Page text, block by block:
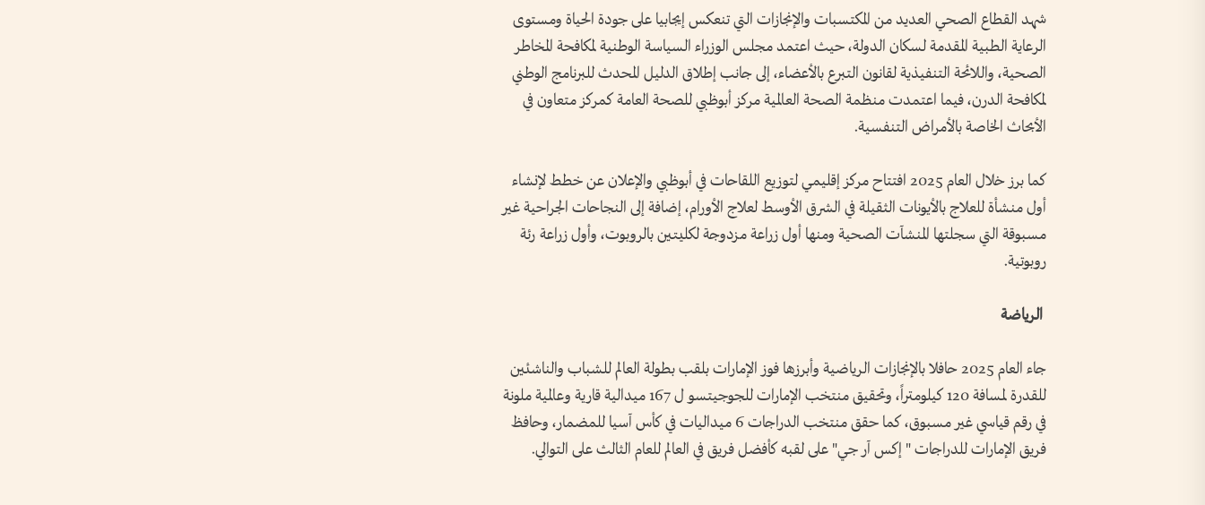
شهد القطاع الصحي العديد من المكتسبات والإنجازات التي تنعكس إيجابيا على جودة الحياة ومستوى
الرعاية الطبية المقدمة لسكان الدولة، حيث اعتمد مجلس الوزراء السياسة الوطنية لمكافحة المخاطر
الصحية، واللائحة التنفيذية لقانون التبرع بالأعضاء، إلى جانب إطلاق الدليل المحدث للبرنامج الوطني
لمكافحة الدرن، فيما اعتمدت منظمة الصحة العالمية مركز أبوظبي للصحة العامة كمركز متعاون في
الأبحاث الخاصة بالأمراض التنفسية.
كما برز خلال العام 2025 افتتاح مركز إقليمي لتوزيع اللقاحات في أبوظبي والإعلان عن خطط لإنشاء
أول منشأة للعلاج بالأيونات الثقيلة في الشرق الأوسط لعلاج الأورام، إضافة إلى النجاحات الجراحية غير
مسبوقة التي سجلتها المنشآت الصحية ومنها أول زراعة مزدوجة لكليتين بالروبوت، وأول زراعة رئة
روبوتية.
الرياضة
جاء العام 2025 حافلا بالإنجازات الرياضية وأبرزها فوز الإمارات بلقب بطولة العالم للشباب والناشئين
للقدرة لمسافة 120 كيلومتراً، وتحقيق منتخب الإمارات للجوجيتسو ل 167 ميدالية قارية وعالمية ملونة
في رقم قياسي غير مسبوق، كما حقق منتخب الدراجات 6 ميداليات في كأس آسيا للمضمار، وحافظ
فريق الإمارات للدراجات " إكس آر جي" على لقبه كأفضل فريق في العالم للعام الثالث على التوالي.